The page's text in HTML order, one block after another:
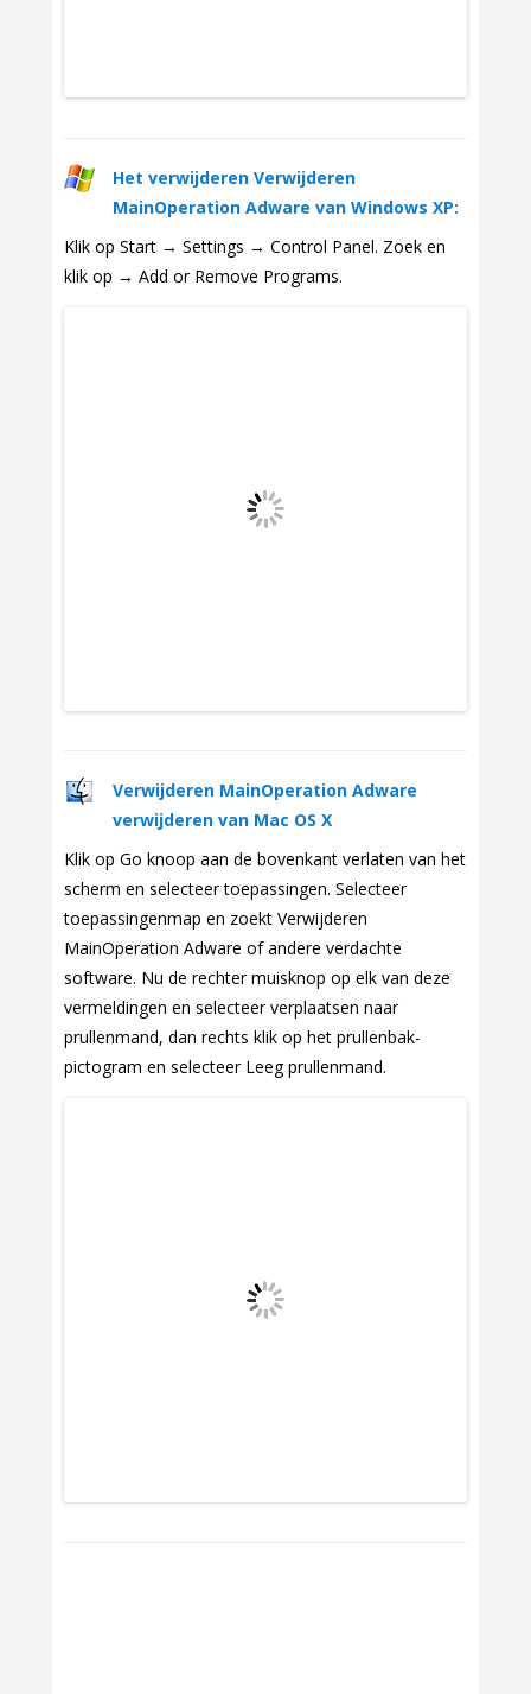
Het verwijderen Verwijderen
MainOperation Adware van Windows XP:
Klik op Start → Settings → Control Panel. Zoek en
klik op → Add or Remove Programs.
Verwijderen MainOperation Adware
verwijderen van Mac OS X
Klik op Go knoop aan de bovenkant verlaten van het
scherm en selecteer toepassingen. Selecteer
toepassingenmap en zoekt Verwijderen
MainOperation Adware of andere verdachte
software. Nu de rechter muisknop op elk van deze
vermeldingen en selecteer verplaatsen naar
prullenmand, dan rechts klik op het prullenbak-
pictogram en selecteer Leeg prullenmand.